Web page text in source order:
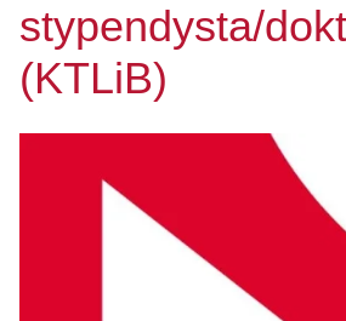
stypendysta/
(KTLiB)